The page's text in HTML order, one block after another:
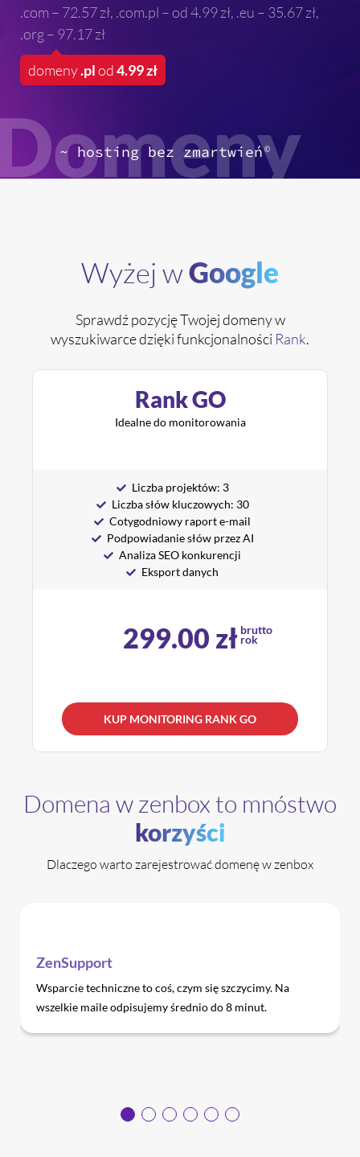
.com – 72.57 zł, .com.pl – od 4.99 zł, .eu – 35.67 zł,
.org – 97.17 zł
domeny.plod4.99 zł
~ hosting bez zmartwień
©
Wyżej wGoogle
Sprawdź pozycję Twojej domeny w
wyszukiwarce dzięki funkcjonalności Rank.
Rank GO
Idealne do monitorowania
Liczba projektów: 3
Liczba słów kluczowych: 30
Cotygodniowy raport e-mail
Podpowiadanie słów przez AI
Analiza SEO konkurencji
Eksport danych
299.00 zł rok
brutto
KUP MONITORING RANK GO
Domena w zenbox to mnóstwo
korzyści
Dlaczego warto zarejestrować domenę w zenbox
ZenSupport
Wsparcie techniczne to coś, czym się szczycimy. Na
wszelkie maile odpisujemy średnio do 8 minut.